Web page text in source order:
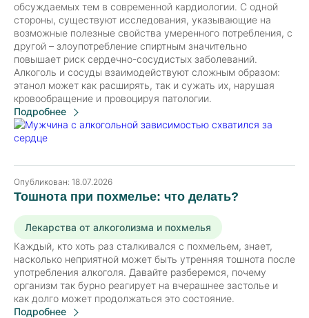
обсуждаемых тем в современной кардиологии. С одной
стороны, существуют исследования, указывающие на
возможные полезные свойства умеренного потребления, с
другой – злоупотребление спиртным значительно
повышает риск сердечно-сосудистых заболеваний.
Алкоголь и сосуды взаимодействуют сложным образом:
этанол может как расширять, так и сужать их, нарушая
кровообращение и провоцируя патологии.
Подробнее
Тошнота при похмелье: что делать?
Опубликован: 18.07.2026
Лекарства от алкоголизма и похмелья
Каждый, кто хоть раз сталкивался с похмельем, знает,
насколько неприятной может быть утренняя тошнота после
употребления алкоголя. Давайте разберемся, почему
организм так бурно реагирует на вчерашнее застолье и
как долго может продолжаться это состояние.
Подробнее